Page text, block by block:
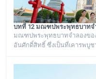
มณฑปพระพุทธบาทจำลองขอ
อันศักดิ์สิทธิ์ ซึ่งเป็นที่เคารพบู
กับพระวิหารใหญ่วัดอรุณราชว
รัส ก่อด้วยอิฐถือปูนประดับกร